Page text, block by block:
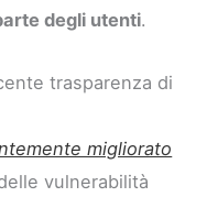
degli utenti.
trasparenza di
migliorato
vulnerabilità